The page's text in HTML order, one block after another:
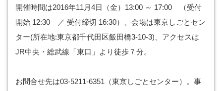
開催時間は2016年11月4日（金）13:00 ～ 17:00 （受付
開始 12:30 ／ 受付締切 16:30）、会場は東京しごとセン
ター(所在地:東京都千代田区飯田橋3-10-3)、アクセスは
JR中央・総武線「東口」より徒歩７分。
お問合せ先は03-5211-6351（東京しごとセンター）。事